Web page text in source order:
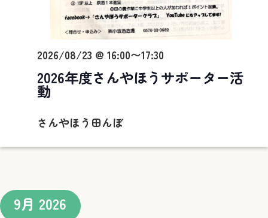
2026/08/23 @ 16:00〜17:30
2026年度さんやほうサポーター活
動
さんやほう田んぼ
9月 2026